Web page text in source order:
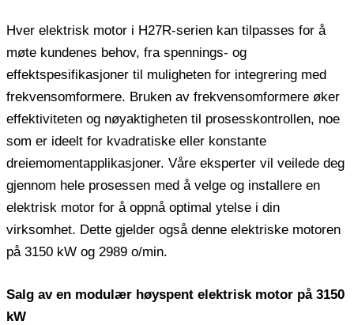
Hver elektrisk motor i H27R-serien kan tilpasses for å
møte kundenes behov, fra spennings- og
effektspesifikasjoner til muligheten for integrering med
frekvensomformere. Bruken av frekvensomformere øker
effektiviteten og nøyaktigheten til prosesskontrollen, noe
som er ideelt for kvadratiske eller konstante
dreiemomentapplikasjoner. Våre eksperter vil veilede deg
gjennom hele prosessen med å velge og installere en
elektrisk motor for å oppnå optimal ytelse i din
virksomhet. Dette gjelder også denne elektriske motoren
på 3150 kW og 2989 o/min.
Salg av en modulær høyspent elektrisk motor på 3150
kW